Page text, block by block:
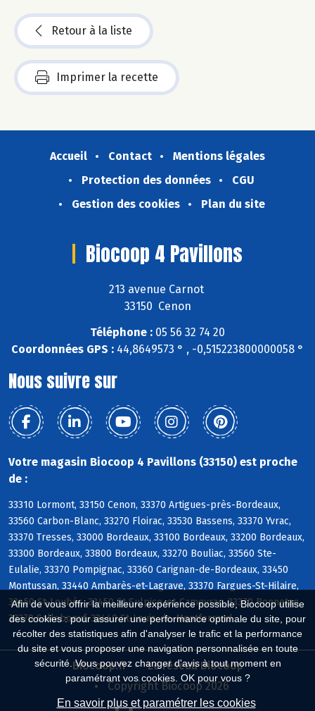
Afin de vous offrir la meilleure expérience possible, Biocoop utilise
des cookies : pour assurer une performance optimale du site, pour
récolter des statistiques afin d'analyser le trafic et la performance
du site et vous proposer une navigation personnalisée en toute
sécurité. Vous pouvez changer d'avis à tout moment en
paramétrant vos cookies. OK pour vous ?
En savoir plus et paramétrer les cookies
Retour à la liste
Imprimer la recette
Accueil Contact
Mentions légales
Protection des données
CGU
Gestion des cookies
Plan du site
Biocoop 4 Pavillons
213 avenue Carnot
33150 Cenon
Téléphone : 05 56 32 74 20
Coordonnées GPS : 44,8649573 ° , -0,515223800000058 °
Nous suivre sur
Votre magasin Biocoop 4 Pavillons (33150) est proche
de :
33310 Lormont, 33150 Cenon, 33370 Artigues-près-Bordeaux,
33560 Carbon-Blanc, 33270 Floirac, 33530 Bassens, 33370 Yvrac,
33370 Tresses, 33000 Bordeaux, 33100 Bordeaux, 33200 Bordeaux,
33300 Bordeaux, 33800 Bordeaux, 33270 Bouliac, 33560 Ste-
Eulalie, 33370 Pompignac, 33360 Carignan-de-Bordeaux, 33450
Montussan, 33440 Ambarès-et-Lagrave, 33370 Fargues-St-Hilaire,
33450 St-Loubès, 33450 St-Sulpice-et-Cameyrac, 33370 Bonnetan,
33370 Salleboeuf, 33440 St-Louis-de-Montferrand
Biocoop.fr
Le réseau Biocoop
Copyright Biocoop 2026